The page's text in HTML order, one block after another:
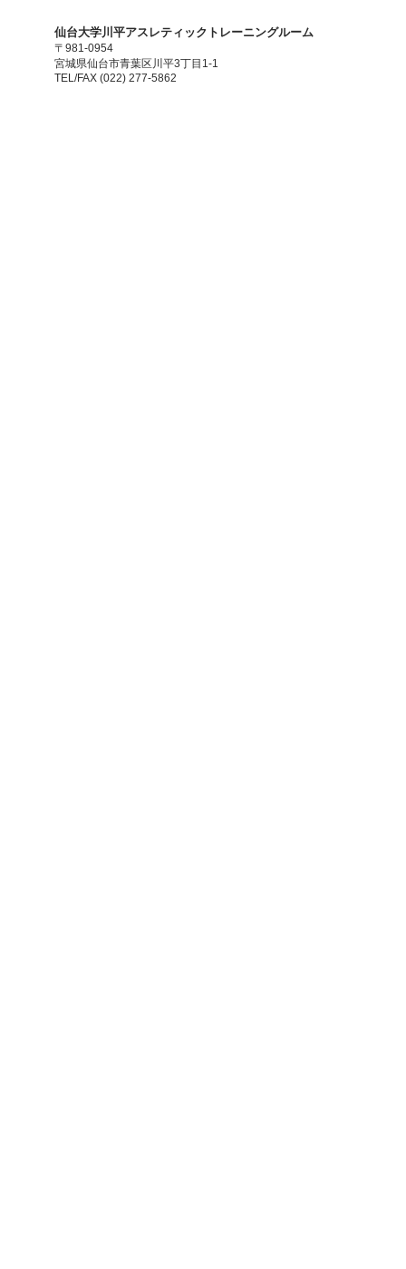
​仙台大学川平アスレティックトレーニングルーム
〒981-0954
宮城県仙台市青葉区川平3丁目1-1
TEL/FAX (022) 277-5862